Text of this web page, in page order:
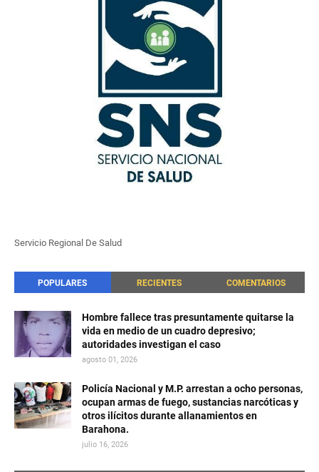
Servicio Regional De Salud
POPULARES RECIENTES COMENTARIOS
Hombre fallece tras presuntamente quitarse la
vida en medio de un cuadro depresivo;
autoridades investigan el caso
agosto 01, 2026
Policía Nacional y M.P. arrestan a ocho personas,
ocupan armas de fuego, sustancias narcóticas y
otros ilícitos durante allanamientos en
Barahona.
julio 16, 2026